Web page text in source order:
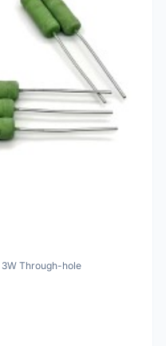
3W Through-hole